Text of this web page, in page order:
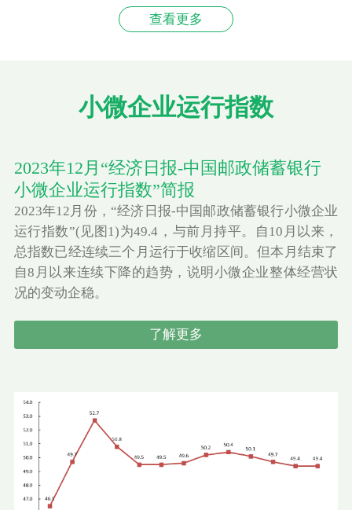
查看更多
小微企业运行指数
2023年12月“经济日报-中国邮政储蓄银行
小微企业运行指数”简报
2023年12月份，“经济日报-中国邮政储蓄银行小微企业
运行指数”(见图1)为49.4，与前月持平。自10月以来，
总指数已经连续三个月运行于收缩区间。但本月结束了
自8月以来连续下降的趋势，说明小微企业整体经营状
况的变动企稳。
了解更多